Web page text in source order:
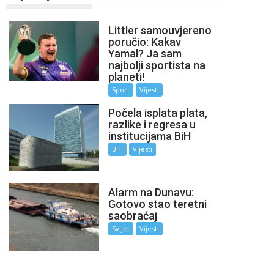
Littler samouvjereno
poručio: Kakav
Yamal? Ja sam
najbolji sportista na
planeti!
Sport Vijesti
Počela isplata plata,
razlike i regresa u
institucijama BiH
BiH Vijesti
Alarm na Dunavu:
Gotovo stao teretni
saobraćaj
Svijet Vijesti